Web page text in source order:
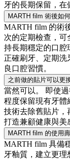
牙的長期保留，在
MARTH film 術後如
MARTH film 的術
次的定期檢查，可
持長期穩定的口
正確刷牙、定期洗
良口腔習慣。
之前做的貼片可以更
當然可以。 即使
程度保留現有牙體
技術去除舊貼片，
打造兼顧健康與美
MARTH film 的使用
MARTH film 具備
牙釉質，建立更